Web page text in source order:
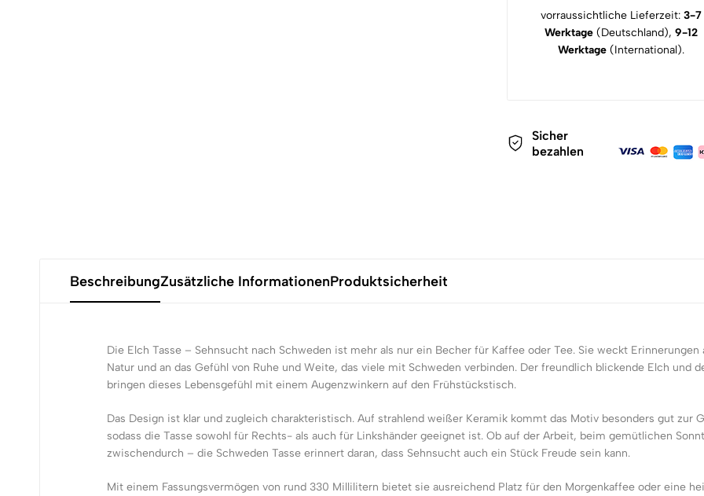
vorraussichtliche Lieferzeit: 3-7
Werktage (Deutschland), 9-12
Werktage(International).
Sicher
bezahlen
BeschreibungZusätzliche InformationenProduktsicherheit
Die Elch Tasse – Sehnsucht nach Schweden ist mehr als nur ein Becher für Kaffee oder Tee. Sie weckt
Natur und an das Gefühl von Ruhe und Weite, das viele mit Schweden verbinden. Der freundlich blickende Elch und
bringen dieses Lebensgefühl mit einem Augenzwinkern auf den Frühstückstisch.
Das Design ist klar und zugleich charakteristisch. Auf strahlend weißer Keramik kommt das Motiv besonders gut zur
sodass die Tasse sowohl für Rechts- als auch für Linkshänder geeignet ist. Ob auf der Arbeit, beim gemütlichen
zwischendurch – die Schweden Tasse erinnert daran, dass Sehnsucht auch ein Stück Freude sein kann.
Mit einem Fassungsvermögen von rund 330 Millilitern bietet sie ausreichend Platz für den Morgenkaffee oder eine